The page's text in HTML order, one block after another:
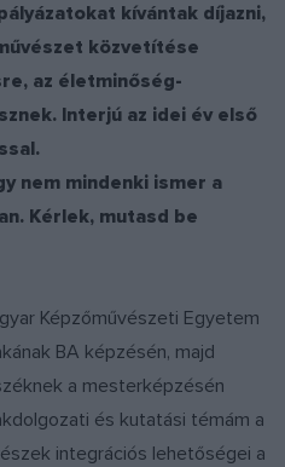
kívántak díjazni,
közvetítése
az életminőség-
Interjú az idei év első
nem mindenki ismer a
Kérlek, mutasd be
Képzőművészeti Egyetem
BA képzésén, majd
a mesterképzésén
és kutatási témám a
integrációs lehetőségei a